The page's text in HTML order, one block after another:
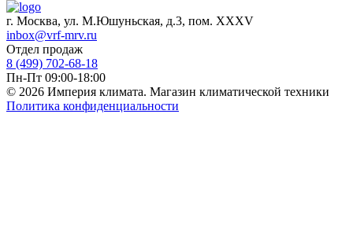
г. Москва, ул. М.Юшуньская, д.3, пом. XXXV
inbox@vrf-mrv.ru
Отдел продаж
8 (499) 702-68-18
Пн-Пт 09:00-18:00
© 2026 Империя климата. Магазин климатической техники
Политика конфиденциальности